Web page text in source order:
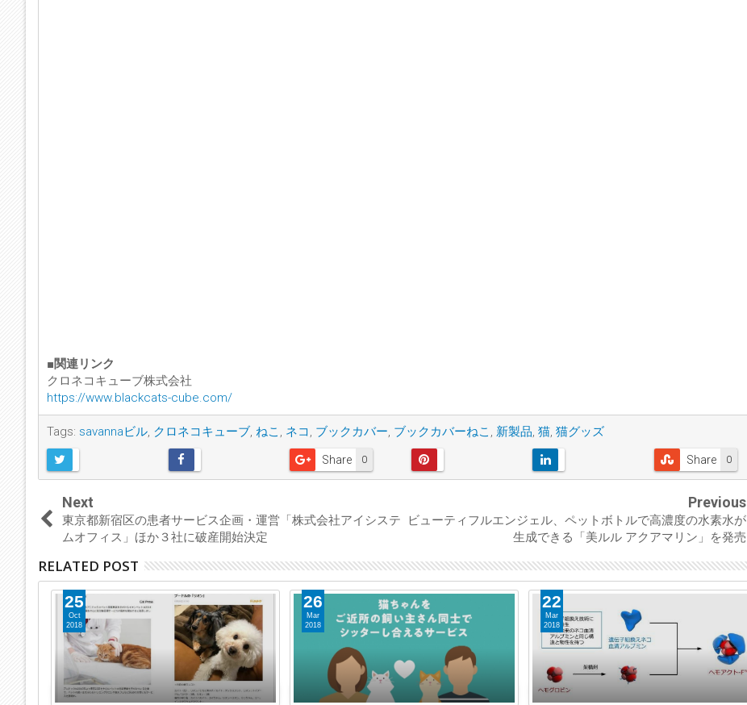
■関連リンク
クロネコキューブ株式会社
https://www.blackcats-cube.com/
Tags: savannaビル, クロネコキューブ, ねこ , ネコ , ブックカバー, ブックカバーねこ , 新製品, 猫, 猫グッズ
0
Share 0
Share
Next
東京都新宿区の患者サービス企画・運営「株式会社アイシステ
ムオフィス」ほか３社に破産開始決定
Previous
ビューティフルエンジェル、ペットボトルで高濃度の水素水が
生成できる「美ルル アクアマリン」を発売
RELATED POST
25
Oct
2018
26
Mar
2018
22
Mar
2018